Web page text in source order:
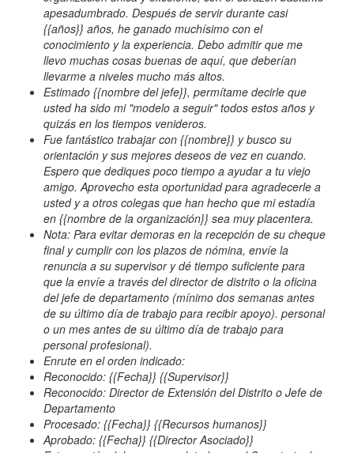
apesadumbrado. Después de servir durante casi
{{años}} años, he ganado muchísimo con el
conocimiento y la experiencia. Debo admitir que me
llevo muchas cosas buenas de aquí, que deberían
llevarme a niveles mucho más altos.
Estimado {{nombre del jefe}}, permítame decirle que
usted ha sido mi "modelo a seguir" todos estos años y
quizás en los tiempos venideros.
Fue fantástico trabajar con {{nombre}} y busco su
orientación y sus mejores deseos de vez en cuando.
Espero que dediques poco tiempo a ayudar a tu viejo
amigo. Aprovecho esta oportunidad para agradecerle a
usted y a otros colegas que han hecho que mi estadía
en {{nombre de la organización}} sea muy placentera.
Nota: Para evitar demoras en la recepción de su cheque
final y cumplir con los plazos de nómina, envíe la
renuncia a su supervisor y dé tiempo suficiente para
que la envíe a través del director de distrito o la oficina
del jefe de departamento (mínimo dos semanas antes
de su último día de trabajo para recibir apoyo). personal
o un mes antes de su último día de trabajo para
personal profesional).
Enrute en el orden indicado:
Reconocido: {{Fecha}} {{Supervisor}}
Reconocido: Director de Extensión del Distrito o Jefe de
Departamento
Procesado: {{Fecha}} {{Recursos humanos}}
Aprobado: {{Fecha}} {{Director Asociado}}